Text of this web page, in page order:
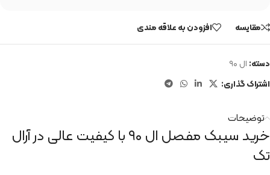
مقایسه افزودن به علاقه مندی
دسته: ال ۹۰
اشتراک گذاری:
توضیحات
خرید سیبک مفصل ال ۹۰ با کیفیت عالی در آرال
تک